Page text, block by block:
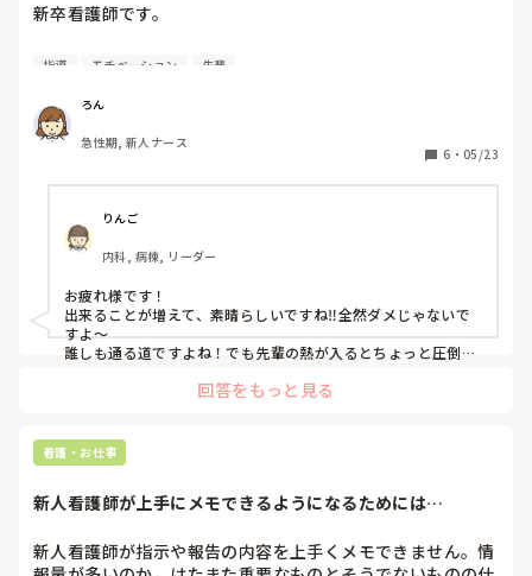
新卒看護師です。
徐々に出来ることが増えてくる時期にもなり、嬉しさもあり
しかしオペ出しやオペ直後を受け持つと自分の出来なさに痛
感します。
かなりベテランの先輩からは行動の一挙手一投足みられてる
🌀に引き戻されます
毎日頑張ろうと辞めたいの繰り返しで、よくわからないで
この時期はどう頑張っていましたか？？
指導 モチベーション 先輩
ろん
急性期, 新人ナース
6 ・ 05/23
りんご
内科, 病棟, リーダー
お疲れ様です！
出来ることが増えて、素晴らしいですね‼︎全然ダメじゃないで
すよ〜
誰しも通る道ですよね！でも先輩の熱が入るとちょっと圧倒さ
正直この時期が一番辛いんじゃないかな？って今振り返ると思
2年目になると先輩は次の一年生に目が行きます。良くも悪く
も。
その時に備えて、今はひたすら見てもらえばいいと思うのはど
でも、無理だと思ったら、辞めたってまた働くところはありま
すし、物事をちょっと気楽に考えてみるのもいいかもです🤍
回答をもっと見る
看護・お仕事
新人看護師が上手にメモできるようになるためには…
新人看護師が指示や報告の内容を上手くメモできません。情